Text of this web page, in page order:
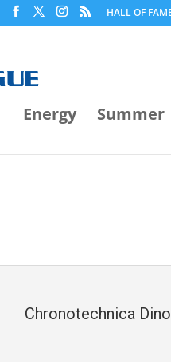
HALL OF
Energy Summer
Chronotechnica